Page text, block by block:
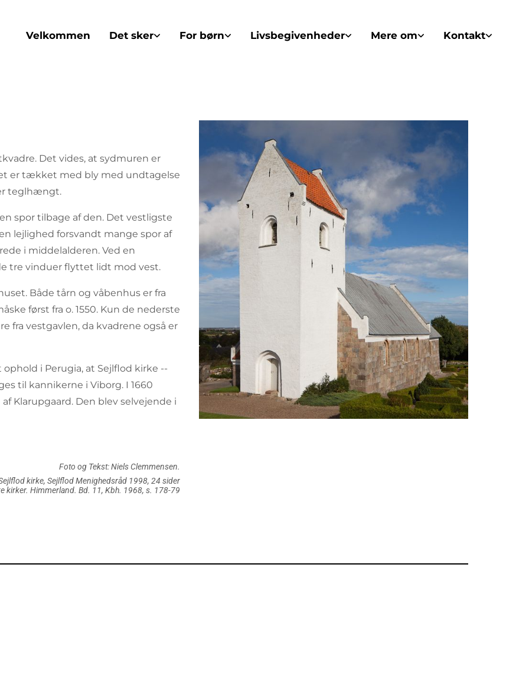
Velkommen Det sker For børn Livsbegivenheder Mere om Kontakt
Det vides, at sydmuren er
er tækket med bly med undtagelse
teglhængt.
spor tilbage af den. Det vestligste
lejlighed forsvandt mange spor af
i middelalderen. Ved en
tre vinduer flyttet lidt mod vest.
Både tårn og våbenhus er fra
først fra o. 1550. Kun de nederste
fra vestgavlen, da kvadrene også er
i Perugia, at Sejlflod kirke --
til kannikerne i Viborg. I 1660
Klarupgaard. Den blev selvejende i
Foto og Tekst: Niels Clemmensen.
kirke, Sejlflod Menighedsråd 1998, 24 sider
kirker. Himmerland. Bd. 11, Kbh. 1968, s. 178-79